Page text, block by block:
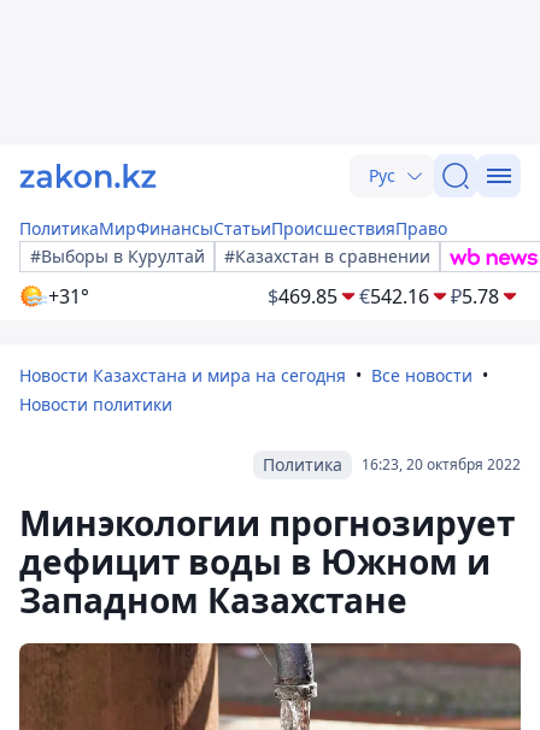
Рус
ПолитикаМирФинансыСтатьиПроисшествияПраво
#Выборы в Курултай
#Казахстан в сравнении
+31° $469.85 €542.16 ₽5.78
Новости Казахстана и мира на сегодня
Все новости
Новости политики
16:23, 20 октября 2022
Политика
Минэкологии прогнозирует
дефицит воды в Южном и
Западном Казахстане